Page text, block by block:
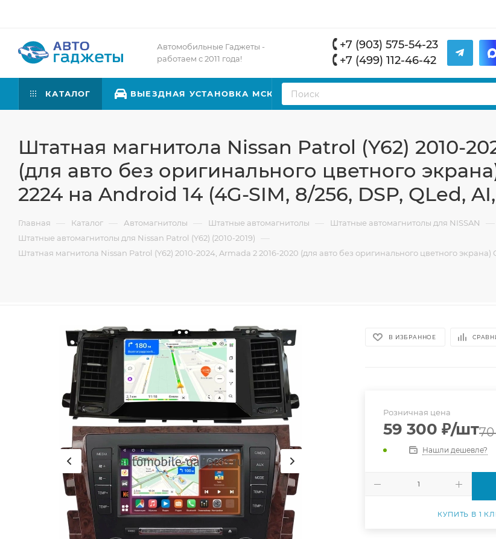
Автомобильные Гаджеты -
работаем с 2011 года!
+7 (903) 575-54-23
+7 (499) 112-46-42
КАТАЛОГ ВЫЕЗДНАЯ УСТАНОВКА МСК
Штатная магнитола Nissan Patrol (Y62) 2010-
(для авто без оригинального цветного
2224 на Android 14 (4G-SIM, 8/256, DSP, QLed,
Главная — Каталог — Автомагнитолы — Штатные автомагнитолы — Штатные автомагнитолы для NISSAN —
Штатные автомагнитолы для Nissan Patrol (Y62) (2010-2019) —
Штатная магнитола Nissan Patrol (Y62) 2010-2024, Armada 2 2016-2020 (для авто без оригинального цветного экрана)
В ИЗБРАННОЕ
Розничная цена
59 300 ₽/шт
Нашли дешевле?
КУПИТЬ В 1